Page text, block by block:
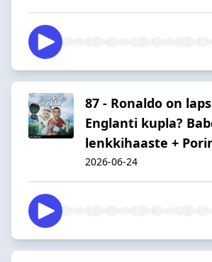
87 - Ronaldo on
Englanti kupla?
lenkkihaaste +
2026-06-24